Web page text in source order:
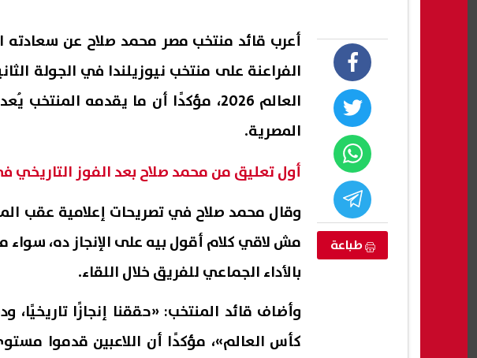
طباعة
أعرب قائد منتخب مصر محمد صلاح عن سعادته
الفراعنة على منتخب نيوزيلندا في الجولة
العالم 2026، مؤكدًا أن ما يقدمه
المصرية.
أول تعليق من محمد صلاح بعد الفوز التاريخي في
وقال محمد صلاح في تصريحات إعلامية عقب
مش لاقي كلام أقول بيه على الإنجاز ده، سواء
بالأداء الجماعي للفريق خلال اللقاء.
وأضاف قائد المنتخب: «حققنا إنجازًا
كأس العالم»، مؤكدًا أن اللاعبين قدموا